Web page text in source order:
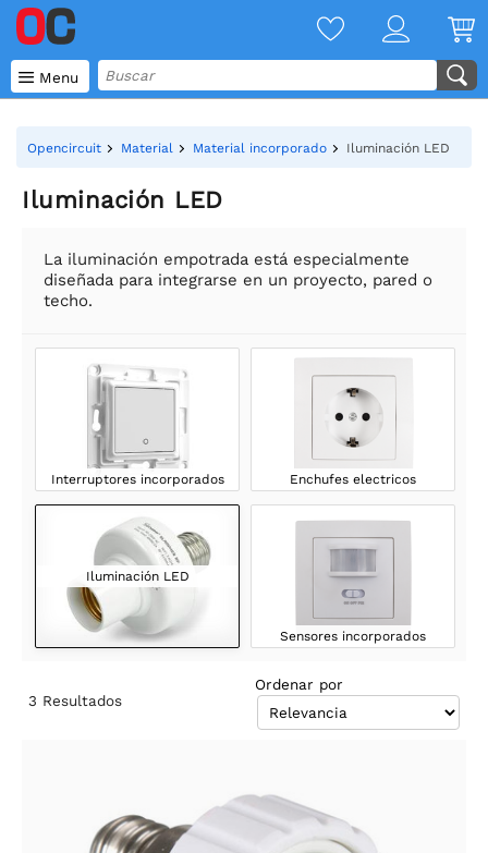
 Menu
Opencircuit Material Material incorporado Iluminación LED
Iluminación LED
La iluminación empotrada está especialmente
diseñada para integrarse en un proyecto, pared o
techo.
Interruptores incorporados Enchufes electricos
Iluminación LED
Sensores incorporados
3 Resultados
Ordenar por